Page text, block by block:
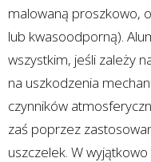
malowaną proszkowo,
lub kwasoodporną).
wszystkim, jeśli zależy
na uszkodzenia
czynników
zaś poprzez
uszczelek. W